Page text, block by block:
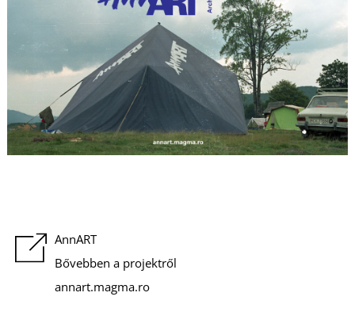
AnnART
Bővebben a projektről
annart.magma.ro